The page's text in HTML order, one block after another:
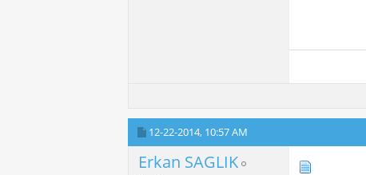
12-22-2014, 10:57 AM
Erkan SAGLIK